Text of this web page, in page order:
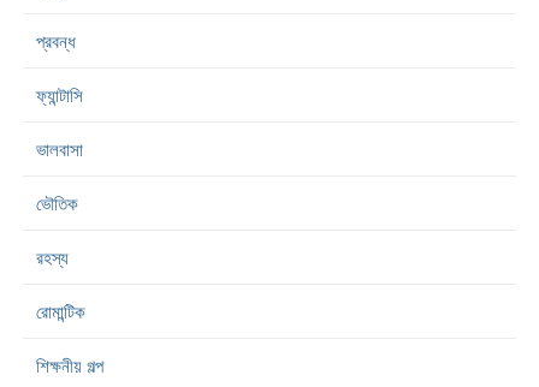
প্রবন্ধ
ফ্যান্টাসি
ভালবাসা
ভৌতিক
রহস্য
রোমান্টিক
শিক্ষনীয় গল্প